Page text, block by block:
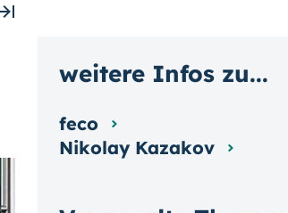
weitere Infos zu...
feco
Nikolay Kazakov